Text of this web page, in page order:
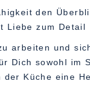
den
Liebe zum Detail
arbeiten und
Dich sowohl im
Küche eine